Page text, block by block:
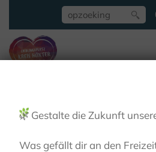
🌿 Gestalte die Zukunft
Was gefällt dir an den